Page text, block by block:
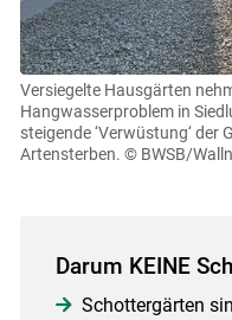
Versiegelte Hausgärten
Hangwasserproblem in
steigende ‘Verwüstung‘
Artensterben. © BWSB/
Darum KEINE
Schottergärten